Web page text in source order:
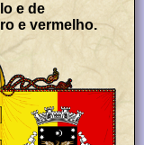
e de
e vermelho.